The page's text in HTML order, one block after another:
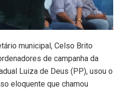
municipal, Celso Brito
de campanha da
Luiza de Deus (PP), usou o
eloquente que chamou